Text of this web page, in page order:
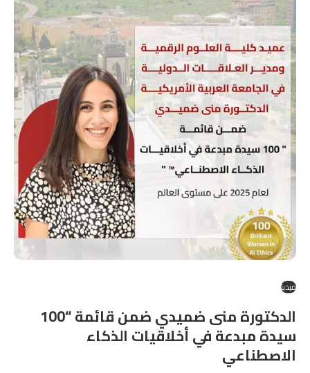
ميديا
الدكتورة منى ضميدي ضمن قائمة “100
سيدة مبدعة في أخلاقيات الذكاء
الاصطناعي